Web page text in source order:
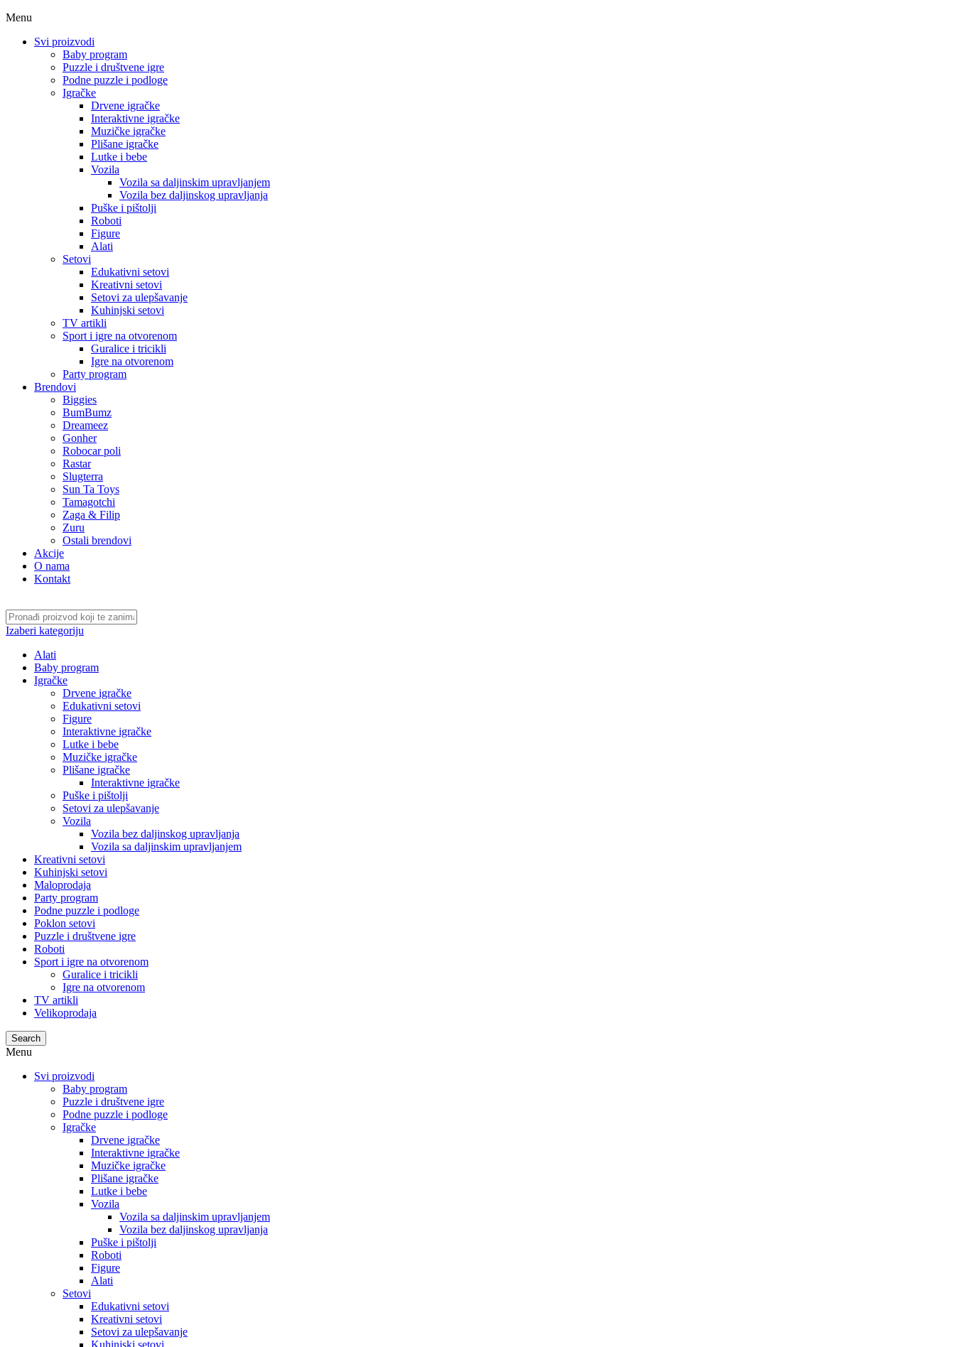
Menu
Svi proizvodi
Baby program
Puzzle i društvene igre
Podne puzzle i podloge
Igračke
Drvene igračke
Interaktivne igračke
Muzičke igračke
Plišane igračke
Lutke i bebe
Vozila
Vozila sa daljinskim upravljanjem
Vozila bez daljinskog upravljanja
Puške i pištolji
Roboti
Figure
Alati
Setovi
Edukativni setovi
Kreativni setovi
Setovi za ulepšavanje
Kuhinjski setovi
TV artikli
Sport i igre na otvorenom
Guralice i tricikli
Igre na otvorenom
Party program
Brendovi
Biggies
BumBumz
Dreameez
Gonher
Robocar poli
Rastar
Slugterra
Sun Ta Toys
Tamagotchi
Zaga & Filip
Zuru
Ostali brendovi
Akcije
O nama
Kontakt
Izaberi kategoriju
Alati
Baby program
Igračke
Drvene igračke
Edukativni setovi
Figure
Interaktivne igračke
Lutke i bebe
Muzičke igračke
Plišane igračke
Interaktivne igračke
Puške i pištolji
Setovi za ulepšavanje
Vozila
Vozila bez daljinskog upravljanja
Vozila sa daljinskim upravljanjem
Kreativni setovi
Kuhinjski setovi
Maloprodaja
Party program
Podne puzzle i podloge
Poklon setovi
Puzzle i društvene igre
Roboti
Sport i igre na otvorenom
Guralice i tricikli
Igre na otvorenom
TV artikli
Velikoprodaja
Search
Menu
Svi proizvodi
Baby program
Puzzle i društvene igre
Podne puzzle i podloge
Igračke
Drvene igračke
Interaktivne igračke
Muzičke igračke
Plišane igračke
Lutke i bebe
Vozila
Vozila sa daljinskim upravljanjem
Vozila bez daljinskog upravljanja
Puške i pištolji
Roboti
Figure
Alati
Setovi
Edukativni setovi
Kreativni setovi
Setovi za ulepšavanje
Kuhinjski setovi